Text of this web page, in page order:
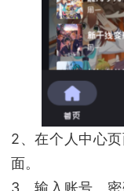
2、在个人中心
面。
3、输入账号、